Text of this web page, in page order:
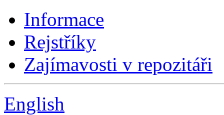
Informace
Rejstříky
Zajímavosti v repozitáři
English